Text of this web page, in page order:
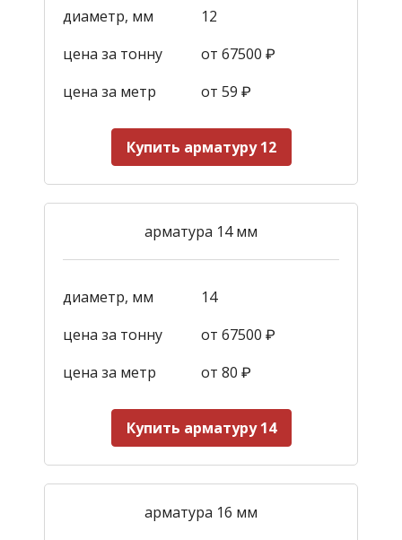
диаметр, мм
12
цена за тонну
от 67500 ₽
цена за метр
от 59 ₽
Купить арматуру 12
арматура 14 мм
диаметр, мм
14
цена за тонну
от 67500 ₽
цена за метр
от 80 ₽
Купить арматуру 14
арматура 16 мм